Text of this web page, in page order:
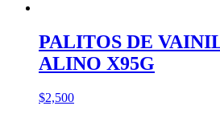
PALITOS DE
ALINO X95G
$2,500